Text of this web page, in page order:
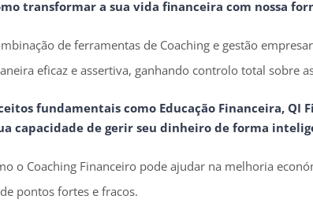
transformar a sua vida financeira com nossa
de ferramentas de Coaching e gestão
eficaz e assertiva, ganhando controlo total sobre
fundamentais como Educação Financeira, QI
capacidade de gerir seu dinheiro de forma
o Coaching Financeiro pode ajudar na melhoria
pontos fortes e fracos.